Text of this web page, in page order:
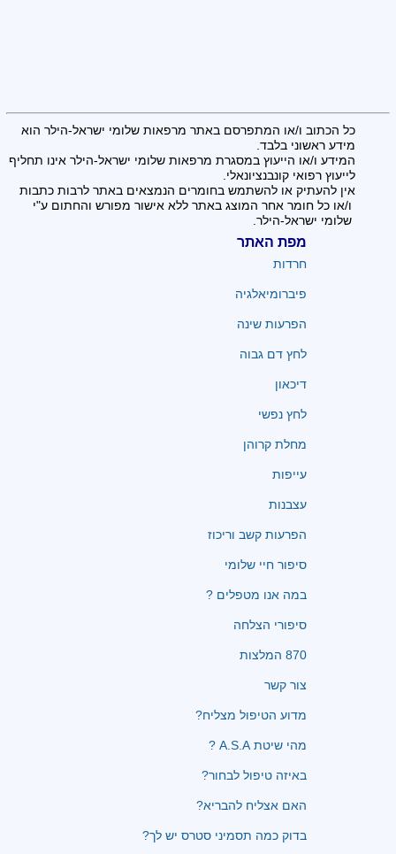
כל הכתוב ו/או המתפרסם באתר מרפאות שלומי ישראל-הילר הוא
מידע ראשוני בלבד.
המידע ו/או הייעוץ במסגרת מרפאות שלומי ישראל-הילר אינו תחליף
לייעוץ רפואי קונבנציונאלי.
אין להעתיק או להשתמש בחומרים הנמצאים באתר לרבות כתבות
ו/או כל חומר אחר המוצג באתר ללא אישור מפורש והחתום ע"י
שלומי ישראל-הילר.
מפת האתר
חרדות
פיברומיאלגיה
הפרעות שינה
לחץ דם גבוה
דיכאון
לחץ נפשי
מחלת קרוהן
עייפות
עצבנות
הפרעות קשב וריכוז
סיפור חיי שלומי
במה אנו מטפלים ?
סיפורי הצלחה
870 המלצות
צור קשר
מדוע הטיפול מצליח?
מהי שיטת A.S.A ?
באיזה טיפול לבחור?
האם אצליח להבריא?
בדוק כמה תסמיני סטרס יש לך?